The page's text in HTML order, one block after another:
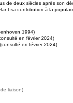
de deux siècles après son
sa contribution à la
en février 2024)
en février 2024)
liaison)